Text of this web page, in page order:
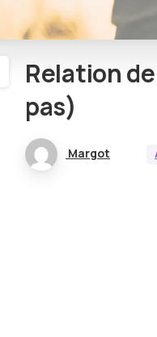
Relationde
pas)
Margot